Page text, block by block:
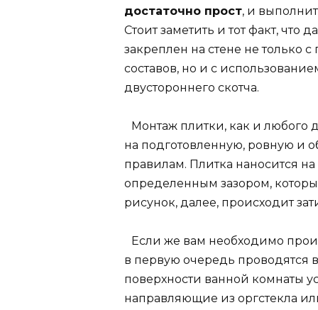
достаточно прост, и
Стоит заметить и тот факт,
закреплен на стене не только
составов, но и с
двустороннего скотча.
Монтаж плитки, как и любого
на подготовленную, ровную и
правилам. Плитка наносится
определенным зазором,
рисунок, далее, происходит
Если же вам необходимо
в первую очередь проводятся
поверхности ванной комнаты
направляющие из оргстекла